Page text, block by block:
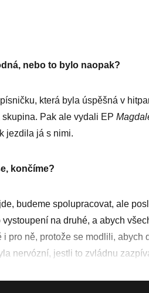
nebo to bylo naopak?
která byla úspěšná v
Pak ale vydali EP
jezdila já s nimi.
končíme?
budeme spolupracovat, ale
na druhé, a abych
i pro ně, protože se modlili, abych
nervózní, jestli to zvládnu